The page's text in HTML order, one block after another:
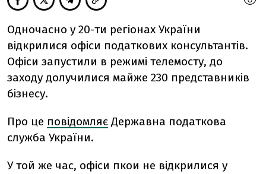
Одночасно у 20-ти регіонах України
відкрилися офіси податкових консультантів.
Офіси запустили в режимі телемосту, до
заходу долучилися майже 230 представників
бізнесу.
Про це повідомляє Державна податкова
служба України.
У той же час, офіси пкои не відкрилися у